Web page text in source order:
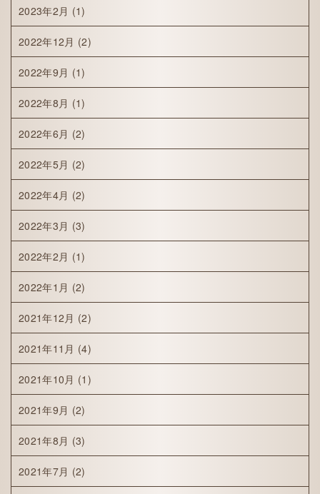
2023年2月 (1)
2022年12月 (2)
2022年9月 (1)
2022年8月 (1)
2022年6月 (2)
2022年5月 (2)
2022年4月 (2)
2022年3月 (3)
2022年2月 (1)
2022年1月 (2)
2021年12月 (2)
2021年11月 (4)
2021年10月 (1)
2021年9月 (2)
2021年8月 (3)
2021年7月 (2)